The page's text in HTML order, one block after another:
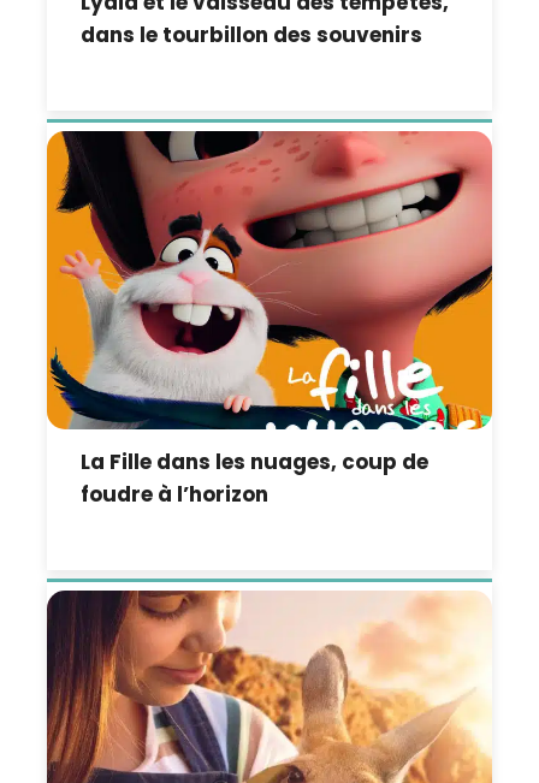
dans le tourbillon des souvenirs
La Fille dans les nuages, coup de
foudre à l’horizon